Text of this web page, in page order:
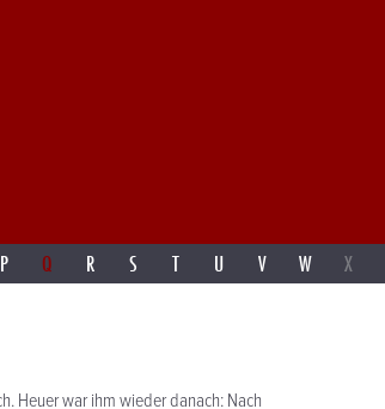
P Q R S T U V W X
Heuer war ihm wieder danach: Nach